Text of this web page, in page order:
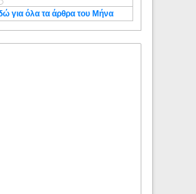
για όλα τα άρθρα του Μήνα